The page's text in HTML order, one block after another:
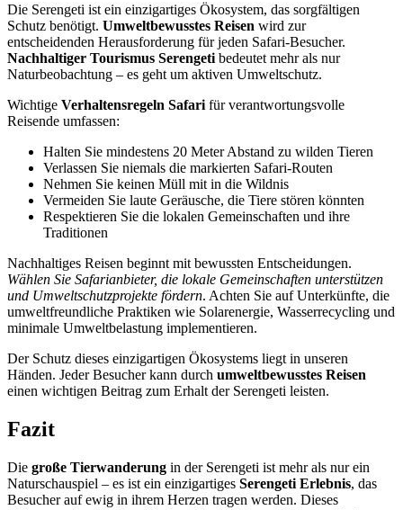
Die Serengeti ist ein einzigartiges Ökosystem, das sorgfältigen
Schutz benötigt. Umweltbewusstes Reisen wird zur
entscheidenden Herausforderung für jeden Safari-Besucher.
Nachhaltiger Tourismus Serengeti bedeutet mehr als nur
Naturbeobachtung – es geht um aktiven Umweltschutz.
Wichtige Verhaltensregeln Safari für verantwortungsvolle
Reisende umfassen:
Halten Sie mindestens 20 Meter Abstand zu wilden Tieren
Verlassen Sie niemals die markierten Safari-Routen
Nehmen Sie keinen Müll mit in die Wildnis
Vermeiden Sie laute Geräusche, die Tiere stören könnten
Respektieren Sie die lokalen Gemeinschaften und ihre
Traditionen
Nachhaltiges Reisen beginnt mit bewussten Entscheidungen.
Wählen Sie Safarianbieter, die lokale Gemeinschaften unterstützen
und Umweltschutzprojekte fördern. Achten Sie auf Unterkünfte, die
umweltfreundliche Praktiken wie Solarenergie, Wasserrecycling und
minimale Umweltbelastung implementieren.
Der Schutz dieses einzigartigen Ökosystems liegt in unseren
Händen. Jeder Besucher kann durch umweltbewusstes Reisen
einen wichtigen Beitrag zum Erhalt der Serengeti leisten.
Fazit
Die große Tierwanderung in der Serengeti ist mehr als nur ein
Naturschauspiel – es ist ein einzigartiges Serengeti Erlebnis, das
Besucher auf ewig in ihrem Herzen tragen werden. Dieses